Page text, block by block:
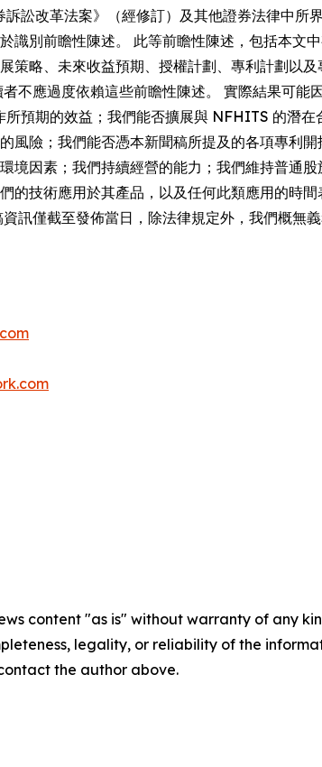
訟改革法案》（經修訂）及其他證券法律中
識別前瞻性陳述。 此等前瞻性陳述，包括本
策略、未來收益預期、授權計劃、專利計劃以
不應過度依賴這些前瞻性陳述。 實際結果可
預期的效益；我們能否擴展與 NFHITS 的潛
風險；我們能否憑本新聞稿所提及的各項專利
境因素；我們持續經營的能力；我們維持普通
的技術應用於其產品，以及任何此類應用的時
訊僅截至發佈當日，除法律規定外，我們概無
content "as is" without warranty of any
legality, or reliability of the
the author above.